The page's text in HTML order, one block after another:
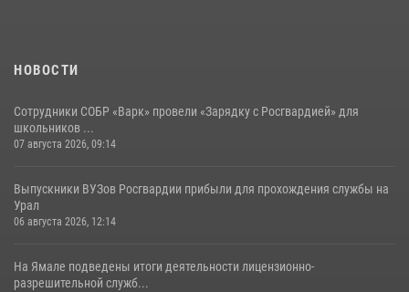
НОВОСТИ
Сотрудники СОБР «Варк» провели «Зарядку с Росгвардией» для
школьников ...
07 августа 2026, 09:14
Выпускники ВУЗов Росгвардии прибыли для прохождения службы на
Урал
06 августа 2026, 12:14
На Ямале подведены итоги деятельности лицензионно-
разрешительной служб...